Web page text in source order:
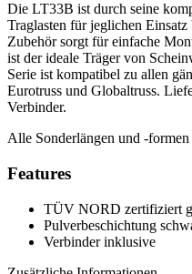
Die LT33B ist durch seine
Traglasten für jeglichen
Zubehör sorgt für einfache
ist der ideale Träger von
Serie ist kompatibel zu allen
Eurotruss und Globaltruss.
Verbinder.
Alle Sonderlängen und -
Features
TÜV NORD zertifiziert
Pulverbeschichtung
Verbinder inklusive